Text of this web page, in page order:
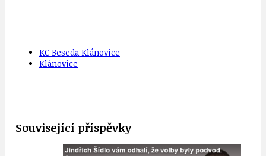
KC Beseda Klánovice
Klánovice
Související příspěvky